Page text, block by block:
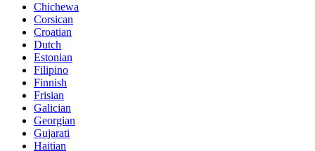
Chichewa
Corsican
Croatian
Dutch
Estonian
Filipino
Finnish
Frisian
Galician
Georgian
Gujarati
Haitian